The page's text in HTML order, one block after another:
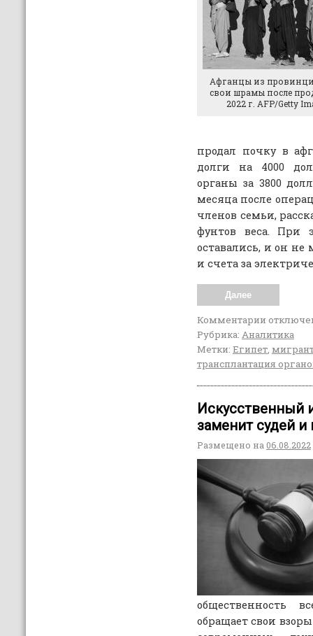
Афганцы из
свои шрамы после
2022 г. AFP/Getty
продал почку в
долги на 4000
органы за 3800
месяца после
членов семьи,
фунтов веса. При
оставались, и он
и счета за
Далее
Комментарии
Рубрика: Аналитика
Метки: Египет,
трансплантация
Искусственный
заменит судей и
Размещено на 06.08.2022
общественность
обращает свои